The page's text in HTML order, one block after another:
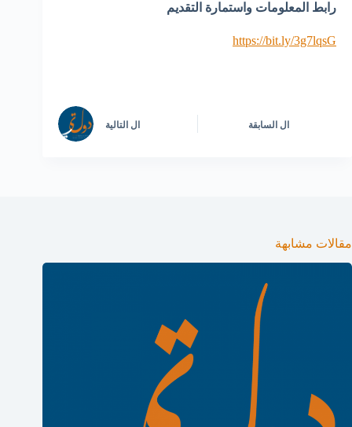
رابط المعلومات واستمارة التقديم
https://bit.ly/3g7lqsG
ال السابقة ال التالية
مقالات مشابهة